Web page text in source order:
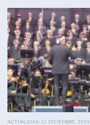
ACTUALIDAD 21 DICIEMBRE, 2024